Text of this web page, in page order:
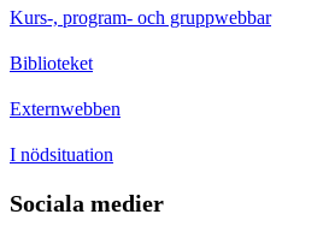
Kurs-, program- och gruppwebbar
Biblioteket
Externwebben
I nödsituation
Sociala medier